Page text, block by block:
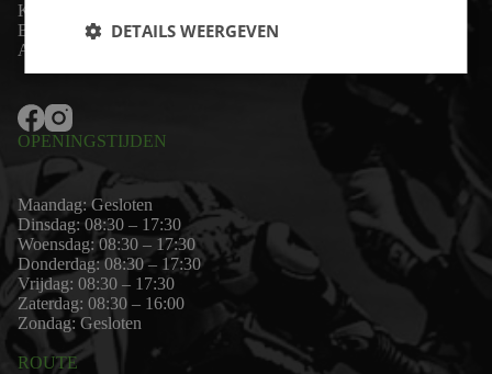
K.v.K: 80530338
B.T.W-nummer: NL861703947B01
Algemene voorwaarden
OPENINGSTIJDEN
Maandag: Gesloten
Dinsdag: 08:30 – 17:30
Woensdag: 08:30 – 17:30
Donderdag: 08:30 – 17:30
Vrijdag: 08:30 – 17:30
Zaterdag: 08:30 – 16:00
Zondag: Gesloten
ROUTE
DETAILS WEERGEVEN